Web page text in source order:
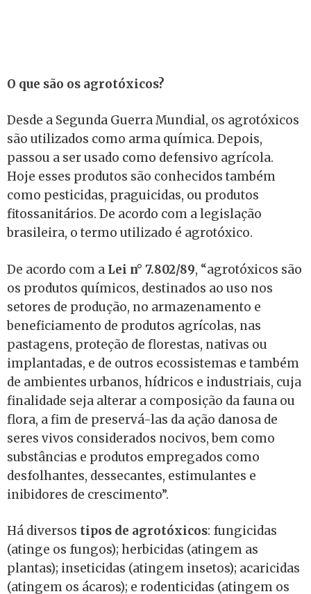
O que são os agrotóxicos?
Desde a Segunda Guerra Mundial, os agrotóxicos
são utilizados como arma química. Depois,
passou a ser usado como defensivo agrícola.
Hoje esses produtos são conhecidos também
como pesticidas, praguicidas, ou produtos
fitossanitários. De acordo com a legislação
brasileira, o termo utilizado é agrotóxico.
De acordo com a Lei n° 7.802/89, “agrotóxicos são
os produtos químicos, destinados ao uso nos
setores de produção, no armazenamento e
beneficiamento de produtos agrícolas, nas
pastagens, proteção de florestas, nativas ou
implantadas, e de outros ecossistemas e também
de ambientes urbanos, hídricos e industriais, cuja
finalidade seja alterar a composição da fauna ou
flora, a fim de preservá-las da ação danosa de
seres vivos considerados nocivos, bem como
substâncias e produtos empregados como
desfolhantes, dessecantes, estimulantes e
inibidores de crescimento”.
Há diversos tipos de agrotóxicos: fungicidas
(atinge os fungos); herbicidas (atingem as
plantas); inseticidas (atingem insetos); acaricidas
(atingem os ácaros); e rodenticidas (atingem os